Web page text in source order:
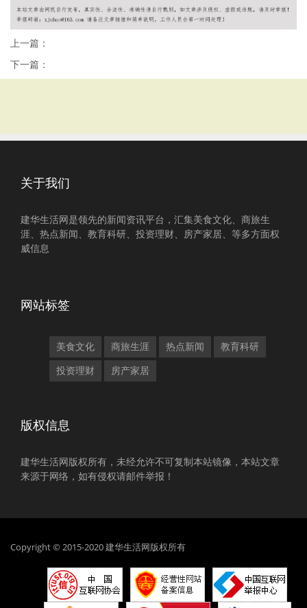
上一篇：
下一篇：
关于我们
建华生活网是领先的新闻资讯平台，汇集美食文化、商旅生
涯、热点新闻、教育科研、投资理财、房产家居、等多方面权
威信息
网站标签
美食文化 商旅生涯 热点新闻 教育科研
投资理财 房产家居
版权信息
建华生活网版权所有，未经允许不可复制本站镜像，本站文章
来源于网络，如有侵权请邮件举报！
Copyright © 2015-2020 建华生活网版权所有